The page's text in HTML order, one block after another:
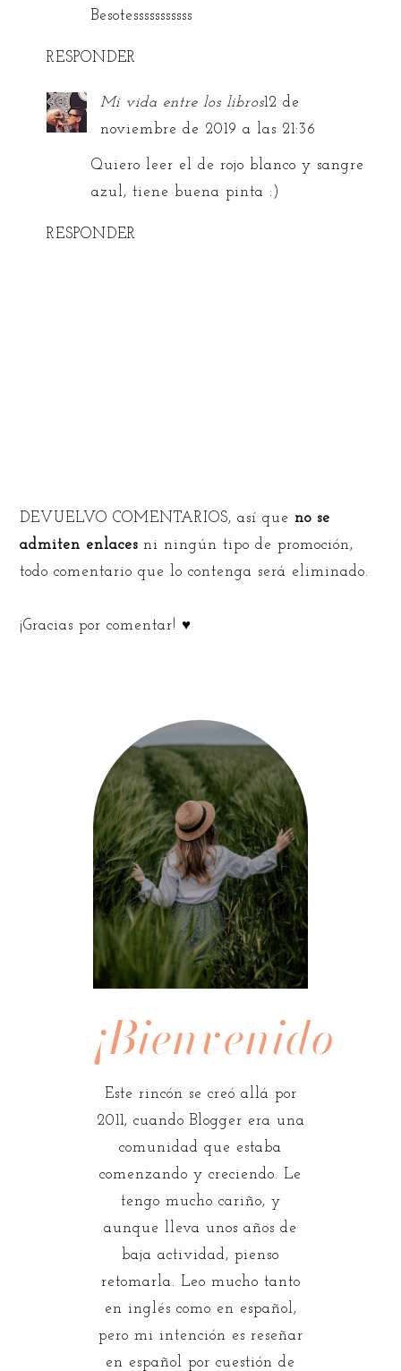
Besotesssssssssss
RESPONDER
Mi vida entre los libros12 de
noviembre de 2019 a las 21:36
Quiero leer el de rojo blanco y sangre
azul, tiene buena pinta :)
RESPONDER
DEVUELVO COMENTARIOS, así queno se
admiten enlaces ni ningún tipo de promoción,
todo comentario que lo contenga será eliminado.
¡Gracias por comentar! ♥
¡Bienvenidos!
Este rincón se creó allá por
2011, cuando Blogger era una
comunidad que estaba
comenzando y creciendo. Le
tengo mucho cariño, y
aunque lleva unos años de
baja actividad, pienso
retomarla. Leo mucho tanto
en inglés como en español,
pero mi intención es reseñar
en español por cuestión de